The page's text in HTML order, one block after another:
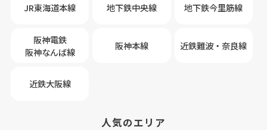
JR東海道本線 地下鉄中央線 地下鉄今里筋線
阪神電鉄
阪神なんば線
阪神本線 近鉄難波・奈良線
近鉄大阪線
人気のエリア